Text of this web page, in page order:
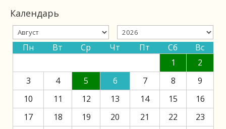
Календарь
Пн Вт Ср Чт Пт Сб
Вс
1
2
3
4 5 6 7 8
9
10
11 12 13 14 15
16
17
18 19 20 21 22
23